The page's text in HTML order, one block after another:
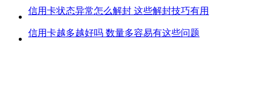
信用卡状态异常怎么解封 这些解封技巧有用
信用卡越多越好吗 数量多容易有这些问题